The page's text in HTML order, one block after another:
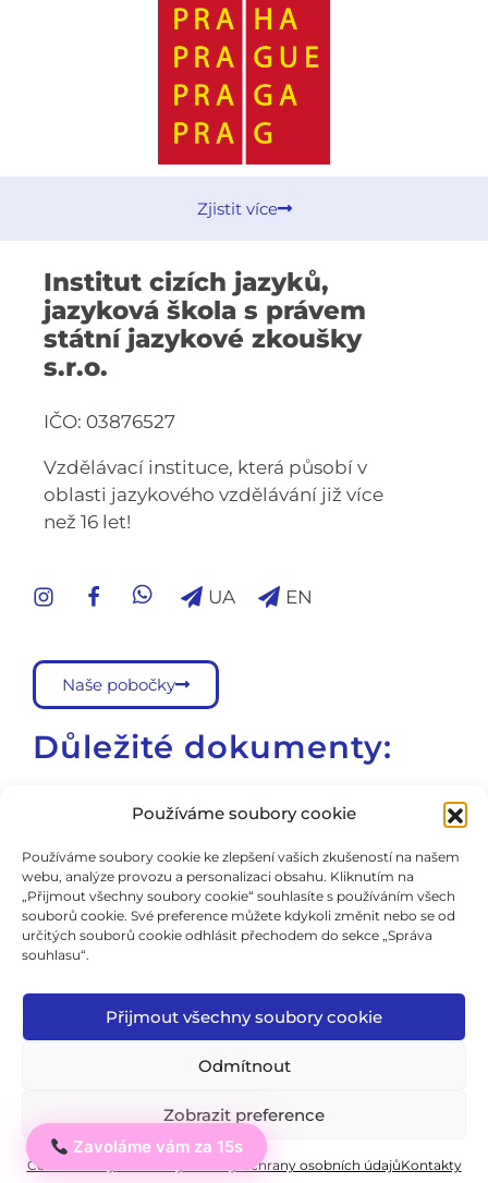
Používáme soubory cookie
Používáme soubory cookie ke zlepšení vašich zkušeností na našem
webu, analýze provozu a personalizaci obsahu. Kliknutím na
„Přijmout všechny soubory cookie“ souhlasíte s používáním všech
souborů cookie. Své preference můžete kdykoli změnit nebo se od
určitých souborů cookie odhlásit přechodem do sekce „Správa
souhlasu“.
Přijmout všechny soubory cookie
Odmítnout
Zobrazit preference
Cookie Policy Soukromý: Zásady ochrany osobních údajůKontakty
Zavoláme vám za 15s
Zjistit více
Institut cizích jazyků,
jazyková škola s právem
státní jazykové zkoušky
s.r.o.
IČO: 03876527
Vzdělávací instituce, která působí v
oblasti jazykového vzdělávání již více
než 16 let!
UA EN
Naše pobočky
Důležité dokumenty:
Všeobecné obchodní podmínky
Formulář odstoupení od smlouvy
Zásady ochrany soukromí
© 2026 ICJ - jazykový institut.
Všechna práva vyhrazena.